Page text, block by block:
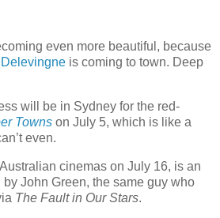
even more beautiful, because
is coming to town. Deep
will be in Sydney for the red-
Towns on July 5, which is like a
even.
cinemas on July 16, is an
John Green, the same guy who
The Fault in Our Stars.